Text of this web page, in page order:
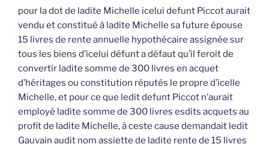
pour la dot de ladite Michelle icelui defunt Piccot aurait
vendu et constitué à ladite Michelle sa future épouse
15 livres de rente annuelle hypothécaire assignée sur
tous les biens d’icelui défunt a défaut qu’il feroit de
convertir ladite somme de 300 livres en acquet
d’héritages ou constitution réputés le propre d’icelle
Michelle, et pour ce que ledit defunt Piccot n’aurait
employé ladite somme de 300 livres esdits acquets au
profit de ladite Michelle, à ceste cause demandait ledit
Gauvain audit nom assiette de ladite rente de 15 livres